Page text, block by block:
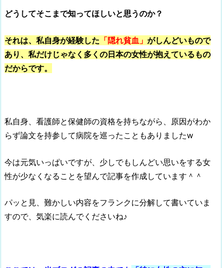
どうしてそこまで知ってほしいと思うのか？
それは、私自身が経験した 「隠れ貧血」 がしんどいもので
あり、私だけじゃなく多くの日本の女性が抱えているもの
だからです。
私自身、看護師と保健師の資格を持ちながら、原因がわか
らず論文を持参して病院を巡ったこともありましたw
今は元気いっぱいですが、少しでもしんどい思いをする女
性が少なくなることを望んで記事を作成しています＾＾
パッと見、難かしい内容をフランクに分解して書いていま
すので、気楽に読んでくださいね♪